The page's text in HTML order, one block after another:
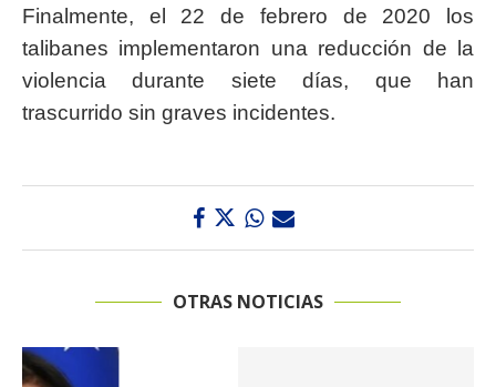
Finalmente, el 22 de febrero de 2020 los
talibanes implementaron una reducción de la
violencia durante siete días, que han
trascurrido sin graves incidentes.
OTRAS NOTICIAS